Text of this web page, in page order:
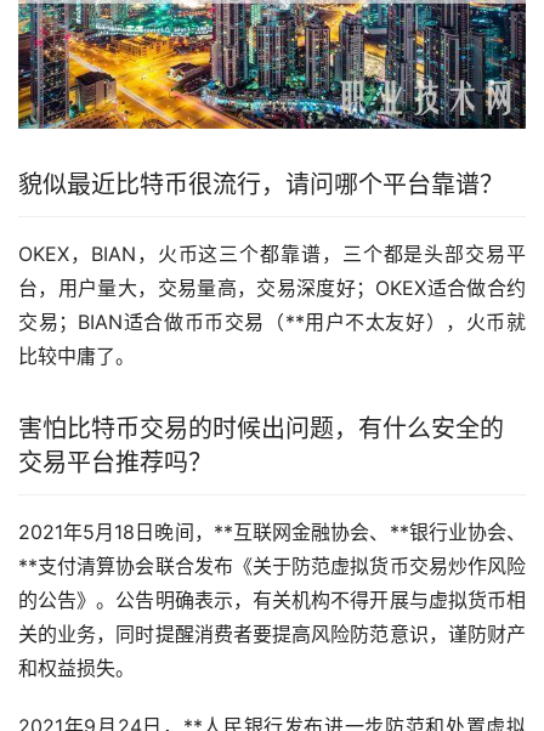
貌似最近比特币很流行，请问哪个平台靠谱？
OKEX，BIAN， 火币这三个都靠谱，三个都是头部交易平
台，用户量大，交易量高，交易深度好；OKEX适合做合约
交易；BIAN适合做币币交易（**用户不太友好），火币就
比较中庸了。
害怕比特币交易的时候出问题，有什么安全的
交易平台推荐吗？
2021年5月18日晚间，**互联网金融协会、**银行业协会、
**支付清算协会联合发布《关于防范虚拟货币交易炒作风险
的公告》。公告明确表示，有关机构不得开展与虚拟货币相
关的业务，同时提醒消费者要提高风险防范意识，谨防财产
和权益损失。
2021年9月24日，**人民银行发布进一步防范和处置虚拟